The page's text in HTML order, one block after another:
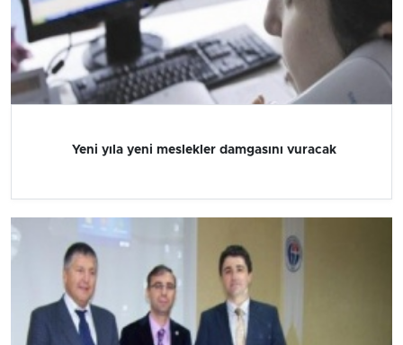
Yeni yıla yeni meslekler damgasını vuracak